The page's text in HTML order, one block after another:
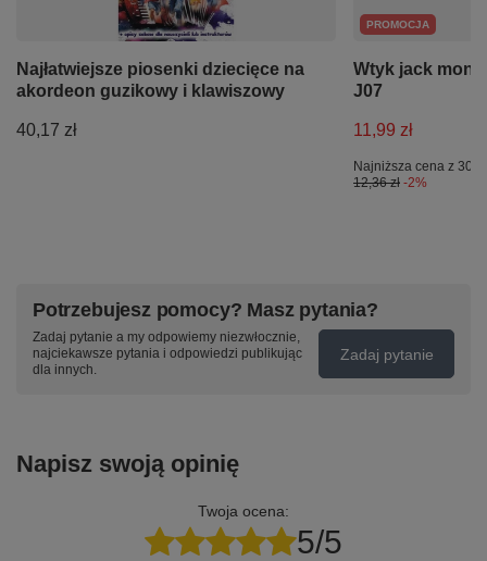
Najłatwiejsze piosenki dziecięce na
akordeon guzikowy i klawiszowy
40,17 zł
PROMOCJA
Wtyk jack
J07
11,99 zł
Najniższa cena z 30
12,36 zł -2%
Potrzebujesz pomocy? Masz pytania?
Zadaj pytanie a my odpowiemy niezwłocznie,
najciekawsze pytania i odpowiedzi publikując
dla innych.
Zadaj pytanie
Napisz swoją opinię
Twoja ocena:
5/5